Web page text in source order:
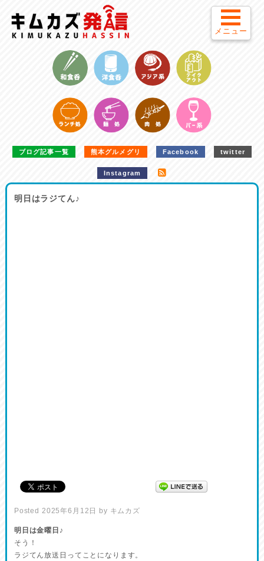
ブログ記事一覧 熊本グルメグリ Facebook twitter
Instagram
明日はラジてん♪
Posted 2025年6月12日 by キムカズ
明日は金曜日♪
そう！
ラジてん放送日ってことになります。
メニュー